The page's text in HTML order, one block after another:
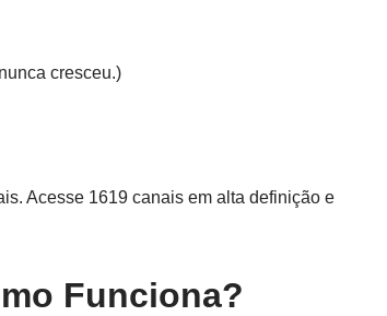
cresceu.)
Acesse 1619 canais em alta definição e
Funciona?